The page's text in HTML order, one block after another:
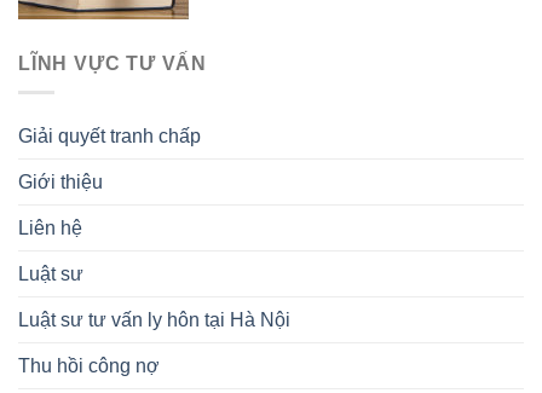
LĨNH VỰC TƯ VẤN
Giải quyết tranh chấp
Giới thiệu
Liên hệ
Luật sư
Luật sư tư vấn ly hôn tại Hà Nội
Thu hồi công nợ